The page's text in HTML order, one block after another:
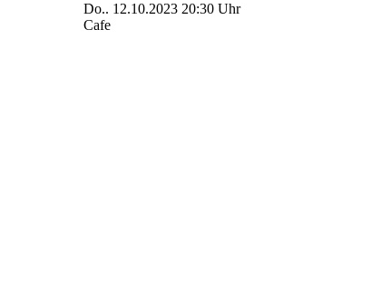
Do.. 12.10.2023 20:30 Uhr
Cafe